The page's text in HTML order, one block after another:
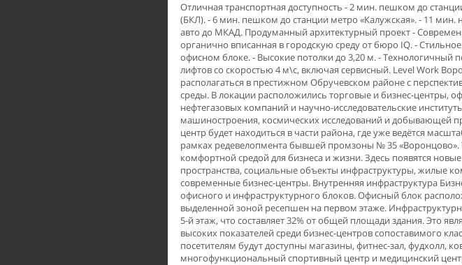
Отличная транспортная доступность - 2 мин. пешком до
(БКЛ). - 6 мин. пешком до станции метро «Калужская». - 11 мин.
авто до МКАД. Продуманный архитектурный проект -
органично вписанная в городскую среду от бюро IQ. -
офисном блоке. - Высокие потолки до 3,20 м. - Технологичный
лифтов со скоростью 4 м\с, включая сервисный. Level Work
располагаться в престижном Обручевском районе с
среды. В локации расположились торговые и бизнес-центры,
нефтегазовых компаний и научно-исследовательские
машиностроения, космических исследований и добывающей
центр будет находиться в части района, где уже ведётся
рамках редевелопмента бывшей промзоны № 35 «Воронцово».
комфортной средой для бизнеса и жизни. Здесь появятся
пространства, социальные объекты инфраструктуры, жилые
современные бизнес-центры. Внутренняя инфраструктура
офисного и инфраструктурного блоков. Офисный блок
выделенной зоной ресепшен на первом этаже.
5-й этаж, что составляет 32% от общей площади здания. Это
высоких показателей среди бизнес-центров сопоставимого
посетителям будут доступны магазины, фитнес-зал, фудхолл,
многофункциональный спортивный центр и медицинский